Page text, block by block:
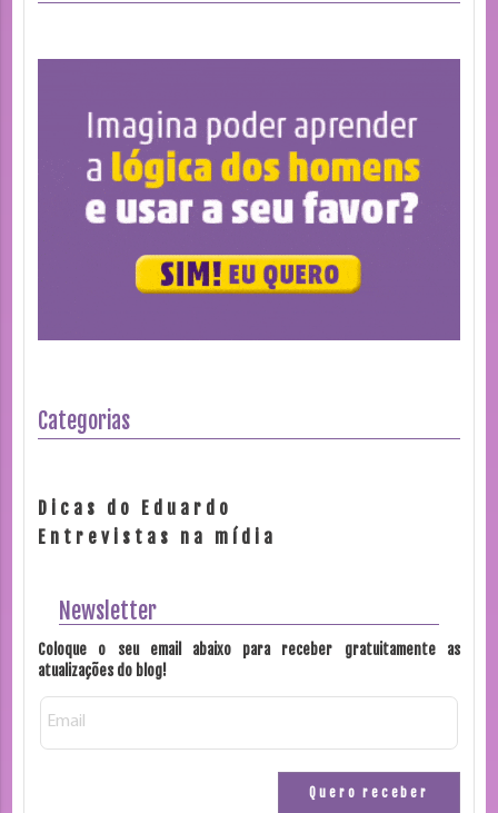
Categorias
Dicas do Eduardo
Entrevistas na mídia
Newsletter
Coloque o seu email abaixo para receber gratuitamente as
atualizações do blog!